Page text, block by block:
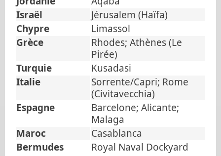
Israël
Jérusalem (Haïfa)
Chypre
Limassol
Grèce
Rhodes; Athènes (Le
Pirée)
Turquie
Kusadasi
Italie
Sorrente/Capri; Rome
(Civitavecchia)
Espagne
Barcelone; Alicante;
Malaga
Maroc
Casablanca
Bermudes
Royal Naval Dockyard